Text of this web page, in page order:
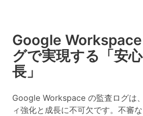
Google Workspace
グで実現する「安
長」
Google Workspace の監査ログは
ィ強化と成長に不可欠です。不審